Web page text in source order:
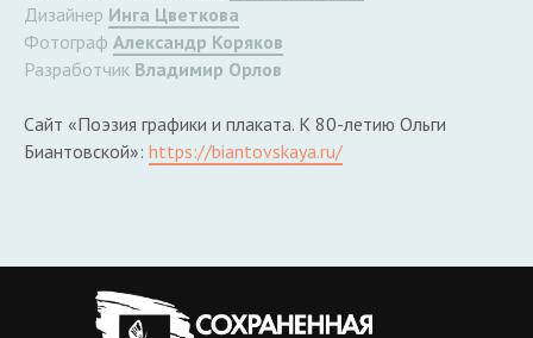
Дизайнер Инга Цветкова
Фотограф Александр Коряков
Разработчик Владимир Орлов
Сайт «Поэзия графики и плаката. К 80-летию Ольги
Биантовской»: https://biantovskaya.ru/